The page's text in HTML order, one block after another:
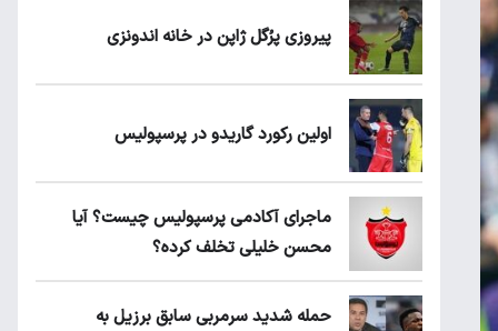
پیروزی پرُگل ژاپن در خانه اندونزی
اولین رکورد گاریدو در پرسپولیس
ماجرای آکادمی پرسپولیس چیست؟ آیا
محسن خلیلی تخلف کرده؟
حمله شدید سرمربی سابق برزیل به